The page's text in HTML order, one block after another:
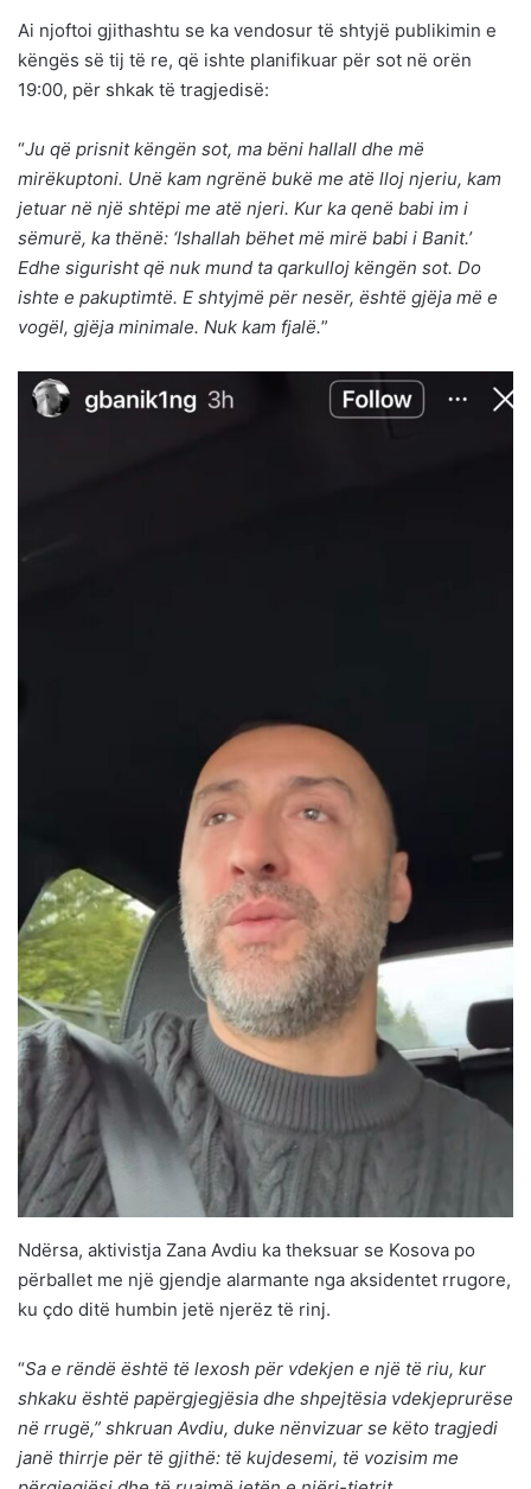
Ai njoftoi gjithashtu se ka vendosur të shtyjë publikimin e
këngës së tij të re, që ishte planifikuar për sot në orën
19:00, për shkak të tragjedisë:
“Ju që prisnit këngën sot, ma bëni hallall dhe më
mirëkuptoni. Unë kam ngrënë bukë me atë lloj njeriu, kam
jetuar në një shtëpi me atë njeri. Kur ka qenë babi im i
sëmurë, ka thënë: ‘Ishallah bëhet më mirë babi i Banit.’
Edhe sigurisht që nuk mund ta qarkulloj këngën sot. Do
ishte e pakuptimtë. E shtyjmë për nesër, është gjëja më e
vogël, gjëja minimale. Nuk kam fjalë.”
Ndërsa, aktivistja Zana Avdiu ka theksuar se Kosova po
përballet me një gjendje alarmante nga aksidentet rrugore,
ku çdo ditë humbin jetë njerëz të rinj.
“Sa e rëndë është të lexosh për vdekjen e një të riu, kur
shkaku është papërgjegjësia dhe shpejtësia vdekjeprurëse
në rrugë,” shkruan Avdiu, duke nënvizuar se këto tragjedi
janë thirrje për të gjithë: të kujdesemi, të vozisim me